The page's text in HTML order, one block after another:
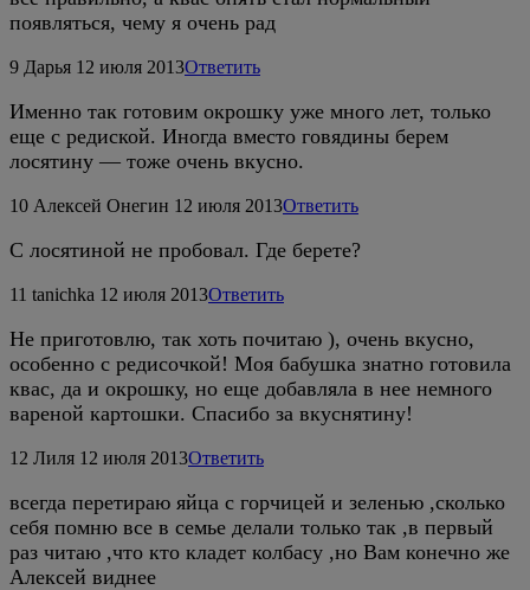
появляться, чему я очень рад
9 Дарья 12 июля 2013Ответить
Именно так готовим окрошку уже много лет, только
еще с редиской. Иногда вместо говядины берем
лосятину — тоже очень вкусно.
10 Алексей Онегин 12 июля 2013Ответить
С лосятиной не пробовал. Где берете?
11 tanichka 12 июля 2013Ответить
Не приготовлю, так хоть почитаю ), очень вкусно,
особенно с редисочкой! Моя бабушка знатно готовила
квас, да и окрошку, но еще добавляла в нее немного
вареной картошки. Спасибо за вкуснятину!
12 Лиля 12 июля 2013Ответить
всегда перетираю яйца с горчицей и зеленью ,сколько
cебя помню все в семье делали только так ,в первый
раз читаю ,что кто кладет колбасу ,но Вам конечно же
Алексей виднее